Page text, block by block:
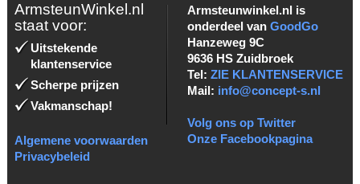
ArmsteunWinkel.nl
staat voor:
Uitstekende
klantenservice
Scherpe prijzen
Vakmanschap!
Algemene voorwaarden
Privacybeleid
Armsteunwinkel.nl is
onderdeel van GoodGo
Hanzeweg 9C
9636 HS Zuidbroek
Tel: ZIE KLANTENSERVICE
Mail: info@concept-s.nl
Volg ons op Twitter
Onze Facebookpagina